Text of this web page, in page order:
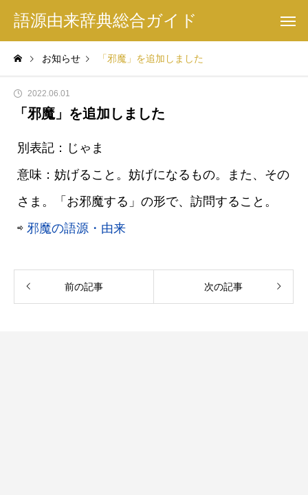
語源由来辞典総合ガイド
お知らせ 「邪魔」を追加しました
2022.06.01
「邪魔」を追加しました
別表記：じゃま
意味：妨げること。妨げになるもの。また、その
さま。「お邪魔する」の形で、訪問すること。
⇨ 邪魔の語源・由来
前の記事 次の記事